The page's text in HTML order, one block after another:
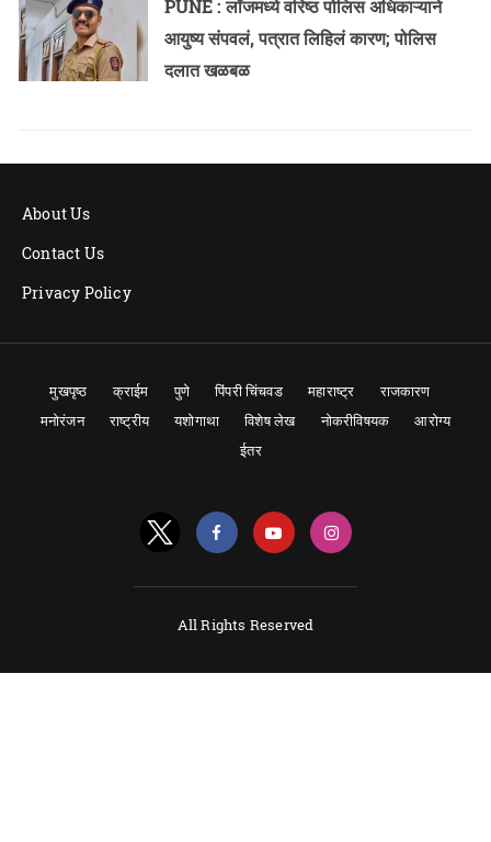
PUNE : लॉजमध्ये वरिष्ठ पोलिस अधिकाऱ्याने
आयुष्य संपवलं, पत्रात लिहिलं कारण; पोलिस
दलात खळबळ
About Us
Contact Us
Privacy Policy
मुखपृष्ठ क्राईम पुणे पिंपरी चिंचवड महाराष्ट्र
राजकारण
मनोरंजन
राष्ट्रीय यशोगाथा विशेष लेख नोकरीविषयक
आरोग्य
ईतर
All Rights Reserved